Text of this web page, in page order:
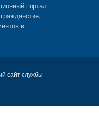
портал
в
сайт службы